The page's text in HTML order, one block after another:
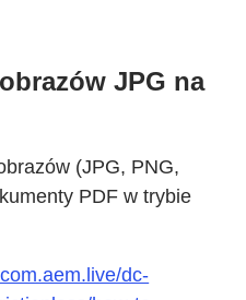
JPG na
(JPG, PNG,
PDF w trybie
dc-